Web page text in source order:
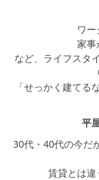
ワ
家事
など、ライフスタ
「せっかく建て
平
30代・40代の今だ
賃貸とは違